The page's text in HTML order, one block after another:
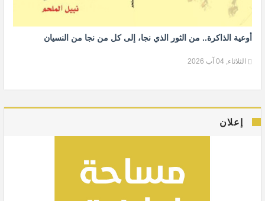
أوعية الذاكرة.. من الثور الذي نجا، إلى كل من نجا من النسيان
الثلاثاء, 04 آب 2026
إعلان